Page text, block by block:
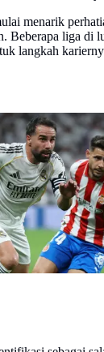
menarik
Beberapa liga di
langkah
Carvajal (kiri),
Alexandre
Spanyol di
(Thomas